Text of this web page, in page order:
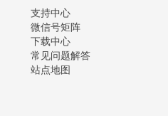
支持中心
微信号矩阵
下载中心
常见问题解答
站点地图